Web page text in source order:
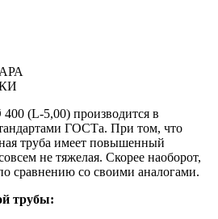
(L-5,00) производится в
ГОСТа. При том, что
труба имеет повышенный
не тяжелая. Скорее наоборот,
сравнению со своими аналогами.
трубы: